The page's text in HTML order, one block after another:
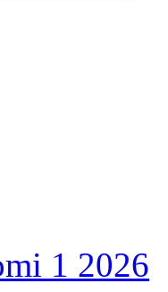
1 2026